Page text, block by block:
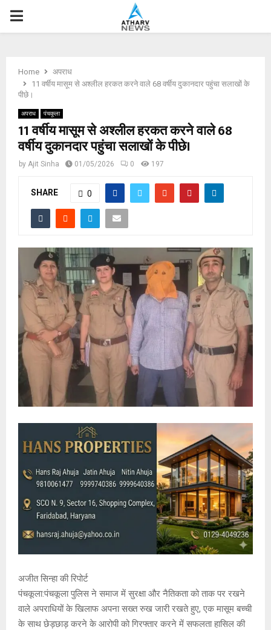
P
M
A
M
U
Home
अपराध
11 वर्षीय मासूम से अश्लील हरकत करने वाले 68 वर्षीय दुकानदार पहुंचा सलाखों के
पीछे।
अपराध पंचकूला
11 वर्षीय मासूम से अश्लील हरकत करने वाले 68
वर्षीय दुकानदार पहुंचा सलाखों के पीछे।
by Ajit Sinha 01/05/2026 0 197
SHARE 0
अजीत सिन्हा की रिपोर्ट
पंचकूला:पंचकूला पुलिस ने समाज में सुरक्षा और नैतिकता को ताक पर रखने
वाले अपराधियों के खिलाफ अपना सख्त रुख जारी रखते हुए, एक मासूम बच्ची
के साथ छेड़छाड़ करने के आरोपी को गिरफ्तार करने में सफलता हासिल की